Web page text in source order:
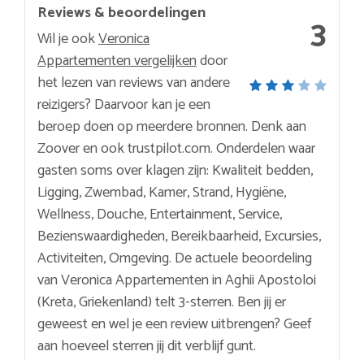
3
Reviews & beoordelingen
Wil je ookVeronica
Appartementen vergelijkendoor
het lezen van reviews van andere
reizigers? Daarvoor kan je een
beroep doen op meerdere bronnen. Denk aan
Zoover en ook trustpilot.com. Onderdelen waar
gasten soms over klagen zijn: Kwaliteit bedden,
Ligging, Zwembad, Kamer, Strand, Hygiëne,
Wellness, Douche, Entertainment, Service,
Bezienswaardigheden, Bereikbaarheid, Excursies,
Activiteiten, Omgeving. De actuele beoordeling
van Veronica Appartementen in Aghii Apostoloi
(Kreta, Griekenland) telt 3-sterren. Ben jij er
geweest en wel je een review uitbrengen? Geef
aan hoeveel sterren jij dit verblijf gunt.